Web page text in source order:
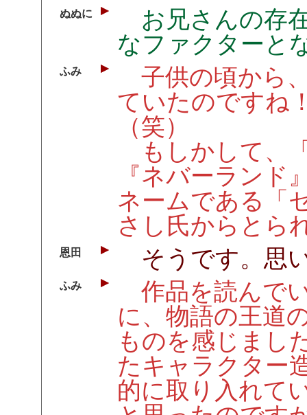
ぬぬに
お兄さんの存
なファクターと
ふみ
子供の頃から
ていたのですね
（笑）
もしかして、
『ネバーランド
ネームである「
さし氏からとら
恩田 そうです。思
ふみ
作品を読んで
に、物語の王道
ものを感じまし
たキャラクター
的に取り入れて